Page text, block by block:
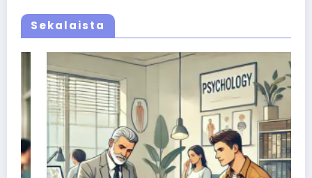
Sekalaista